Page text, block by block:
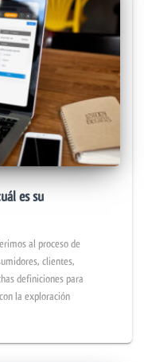
es su
al proceso de
clientes,
definiciones para
la exploración